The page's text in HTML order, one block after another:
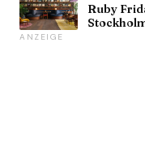
Ruby
ANZEIGE